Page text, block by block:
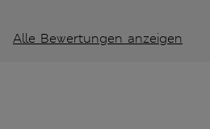
Alle Bewertungen anzeigen